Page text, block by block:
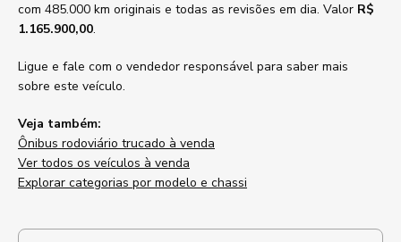
com 485.000 km originais e todas as revisões em dia. Valor R$
1.165.900,00.
Ligue e fale com o vendedor responsável para saber mais
sobre este veículo.
Veja também:
Ônibus rodoviário trucado à venda
Ver todos os veículos à venda
Explorar categorias por modelo e chassi